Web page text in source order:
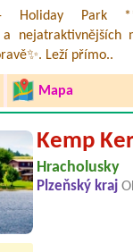
- Holiday
a nejatraktivnějších
Leží přímo..
Mapa
Kemp
Hracholusky
Plzeňský kraj